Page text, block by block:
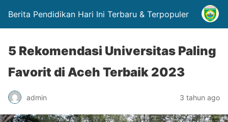
Berita Pendidikan Hari Ini Terbaru & Terpopuler
5 Rekomendasi Universitas Paling
Favorit di Aceh Terbaik 2023
admin 3 tahun ago